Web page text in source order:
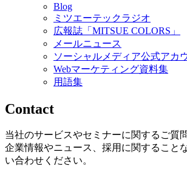
Blog
ミツエーテックラジオ
広報誌「MITSUE COLORS」
メールニュース
ソーシャルメディア公式アカ
Webマーケティング資料集
用語集
Contact
当社のサービスやセミナーに関するご質
企業情報やニュース、採用に関すること
い合わせください。